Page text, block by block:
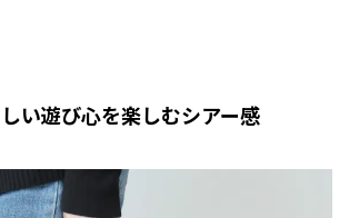
い遊び心を楽しむシアー感